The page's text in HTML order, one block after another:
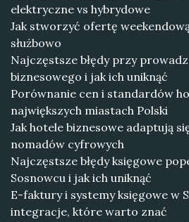
elektryczne vs hybrydowe
Jak stworzyć ofertę
służbowo
Najczęstsze błędy przy
biznesowego i jak ich uniknąć
Porównanie cen i standardów
największych miastach Polski
Jak hotele biznesowe adaptują
nomadów cyfrowych
Najczęstsze błędy księgowe
Sosnowcu i jak ich uniknąć
E-faktury i systemy księgowe w
integracje, które warto znać